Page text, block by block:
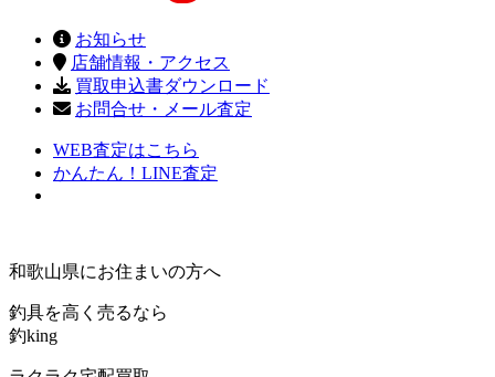
お知らせ
店舗情報・アクセス
買取申込書ダウンロード
お問合せ・メール査定
WEB査定はこちら
かんたん！LINE査定
和歌山県にお住まいの方へ
釣具を高く売るなら
釣king